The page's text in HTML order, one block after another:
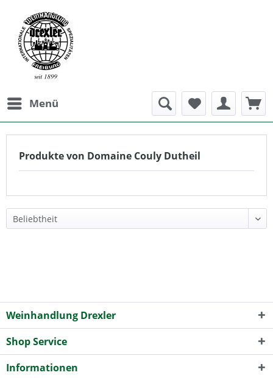
Menü
Produkte von Domaine Couly Dutheil
Weinhandlung Drexler
Shop Service
Informationen